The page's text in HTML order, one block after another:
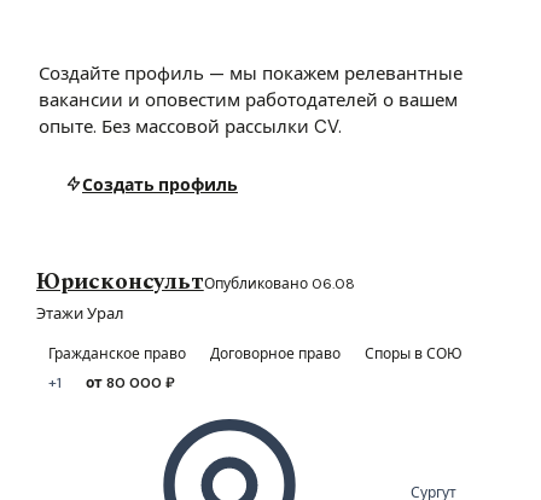
Создайте профиль — мы покажем релевантные
вакансии и оповестим работодателей о вашем
опыте. Без массовой рассылки CV.
Создать профиль
ЮрисконсультОпубликовано 06.08
Этажи Урал
Гражданское право Договорное право
Споры в СОЮ
+1
от 80 000 ₽
Сургут